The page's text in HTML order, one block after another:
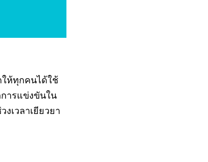
ห้ทุกคนได้ใช้
ารแข่งขันใน
เวลาเยียวยา